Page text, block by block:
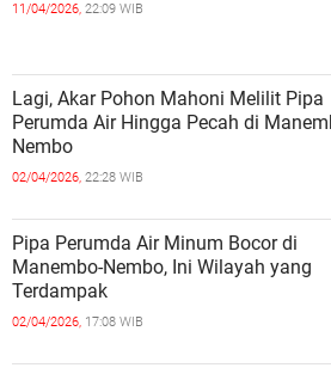
11/04/2026, 22:09 WIB
Lagi, Akar Pohon Mahoni Melilit Pipa
Perumda Air Hingga Pecah di
Nembo
02/04/2026, 22:28 WIB
Pipa Perumda Air Minum Bocor di
Manembo-Nembo, Ini Wilayah yang
Terdampak
02/04/2026, 17:08 WIB